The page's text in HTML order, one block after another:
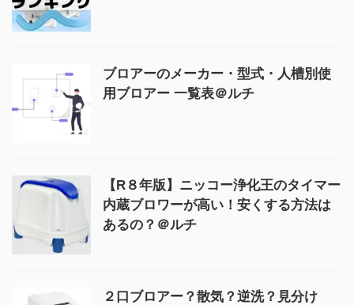
ブロアーのメーカー・型式・人槽別使
用ブロアー 一覧表＠ルチ
【R８年版】ニッコー浄化王のタイマー
内蔵ブロワーが高い！安くする方法は
あるの？＠ルチ
２口ブロアー？散気？逆洗？見分け